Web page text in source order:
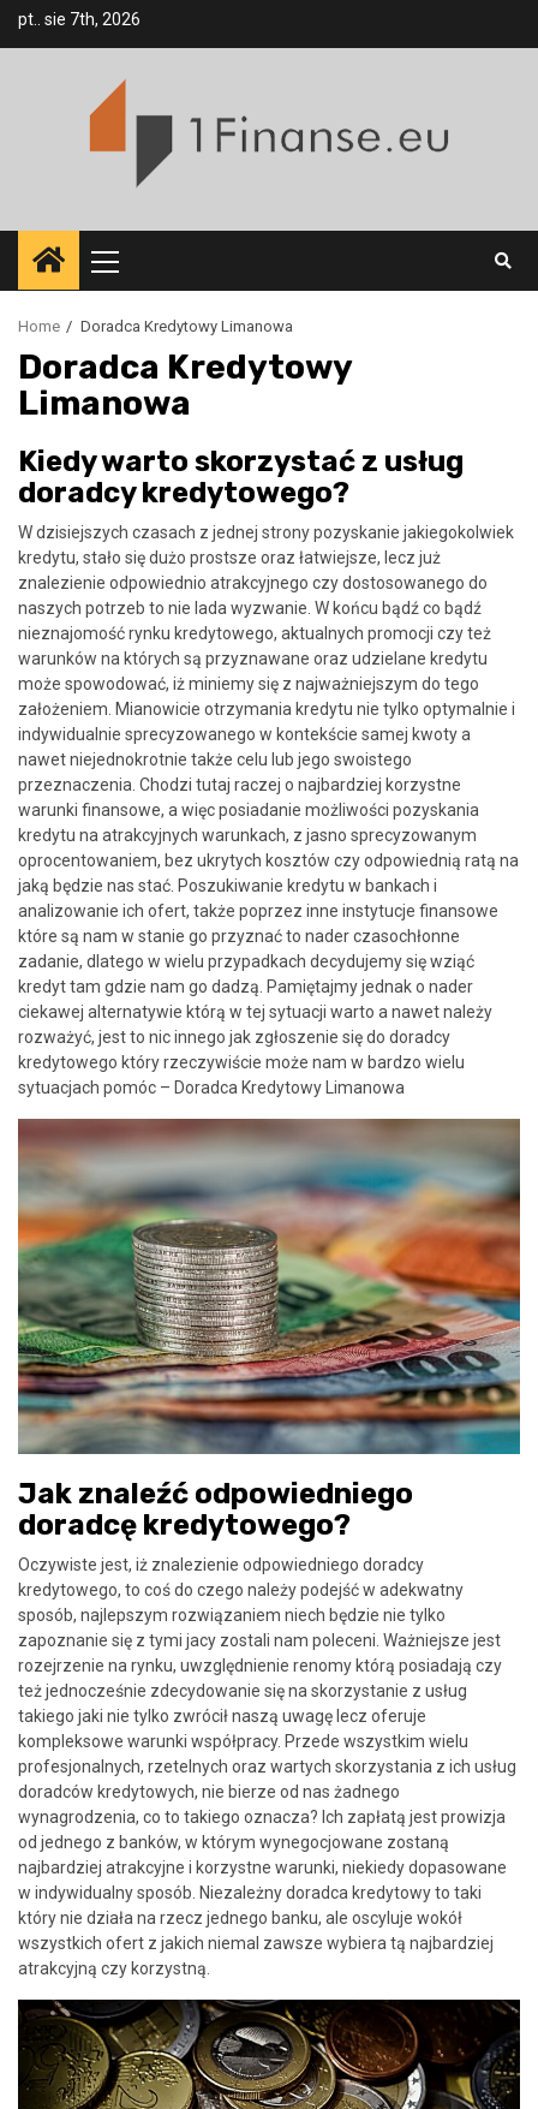
Skippt.. sie 7th, 2026
Menu
Home Doradca Kredytowy Limanowa
Doradca Kredytowy
Limanowa
Kiedy warto skorzystać z usług
doradcy kredytowego?
W dzisiejszych czasach z jednej strony pozyskanie jakiegokolwiek
kredytu, stało się dużo prostsze oraz łatwiejsze, lecz już
znalezienie odpowiednio atrakcyjnego czy dostosowanego do
naszych potrzeb to nie lada wyzwanie. W końcu bądź co bądź
nieznajomość rynku kredytowego, aktualnych promocji czy też
warunków na których są przyznawane oraz udzielane kredytu
może spowodować, iż miniemy się z najważniejszym do tego
założeniem. Mianowicie otrzymania kredytu nie tylko optymalnie i
indywidualnie sprecyzowanego w kontekście samej kwoty a
nawet niejednokrotnie także celu lub jego swoistego
przeznaczenia. Chodzi tutaj raczej o najbardziej korzystne
warunki finansowe, a więc posiadanie możliwości pozyskania
kredytu na atrakcyjnych warunkach, z jasno sprecyzowanym
oprocentowaniem, bez ukrytych kosztów czy odpowiednią ratą na
jaką będzie nas stać. Poszukiwanie kredytu w bankach i
analizowanie ich ofert, także poprzez inne instytucje finansowe
które są nam w stanie go przyznać to nader czasochłonne
zadanie, dlatego w wielu przypadkach decydujemy się wziąć
kredyt tam gdzie nam go dadzą. Pamiętajmy jednak o nader
ciekawej alternatywie którą w tej sytuacji warto a nawet należy
rozważyć, jest to nic innego jak zgłoszenie się do doradcy
kredytowego który rzeczywiście może nam w bardzo wielu
sytuacjach pomóc – Doradca Kredytowy Limanowa
Jak znaleźć odpowiedniego
doradcę kredytowego?
Oczywiste jest, iż znalezienie odpowiedniego doradcy
kredytowego, to coś do czego należy podejść w adekwatny
sposób, najlepszym rozwiązaniem niech będzie nie tylko
zapoznanie się z tymi jacy zostali nam poleceni. Ważniejsze jest
rozejrzenie na rynku, uwzględnienie renomy którą posiadają czy
też jednocześnie zdecydowanie się na skorzystanie z usług
takiego jaki nie tylko zwrócił naszą uwagę lecz oferuje
kompleksowe warunki współpracy. Przede wszystkim wielu
profesjonalnych, rzetelnych oraz wartych skorzystania z ich usług
doradców kredytowych, nie bierze od nas żadnego
wynagrodzenia, co to takiego oznacza? Ich zapłatą jest prowizja
od jednego z banków, w którym wynegocjowane zostaną
najbardziej atrakcyjne i korzystne warunki, niekiedy dopasowane
w indywidualny sposób. Niezależny doradca kredytowy to taki
który nie działa na rzecz jednego banku, ale oscyluje wokół
wszystkich ofert z jakich niemal zawsze wybiera tą najbardziej
atrakcyjną czy korzystną.